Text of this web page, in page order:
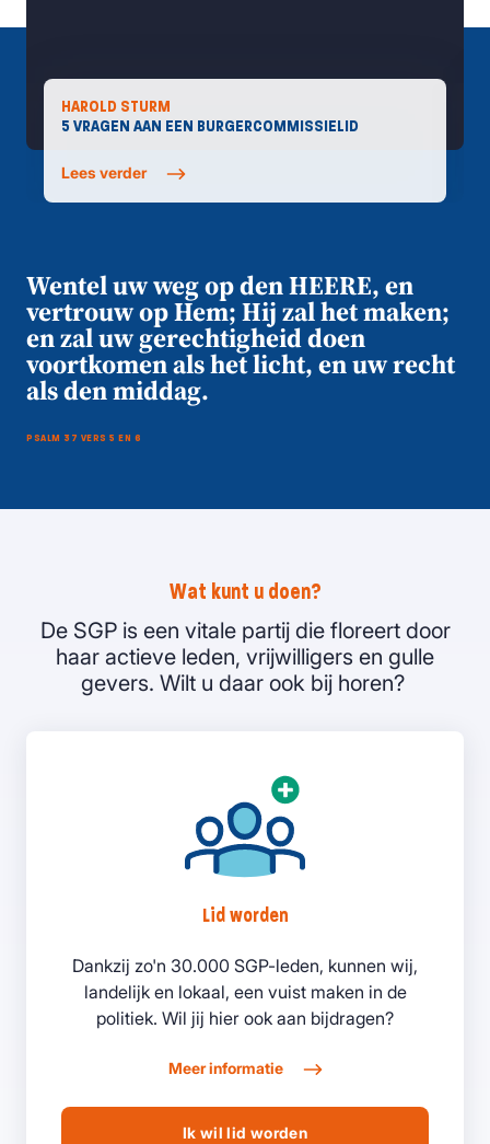
HAROLD STURM
5 VRAGEN AAN EEN BURGERCOMMISSIELID
Lees verder
Wentel uw weg op den HEERE, en
vertrouw op Hem; Hij zal het maken;
en zal uw gerechtigheid doen
voortkomen als het licht, en uw recht
als den middag.
PSALM 37 VERS 5 EN 6
Wat kunt u doen?
De SGP is een vitale partij die floreert door
haar actieve leden, vrijwilligers en gulle
gevers. Wilt u daar ook bij horen?
Lid worden
Dankzij zo'n 30.000 SGP-leden, kunnen wij,
landelijk en lokaal, een vuist maken in de
politiek. Wil jij hier ook aan bijdragen?
Meer informatie
Ik wil lid worden